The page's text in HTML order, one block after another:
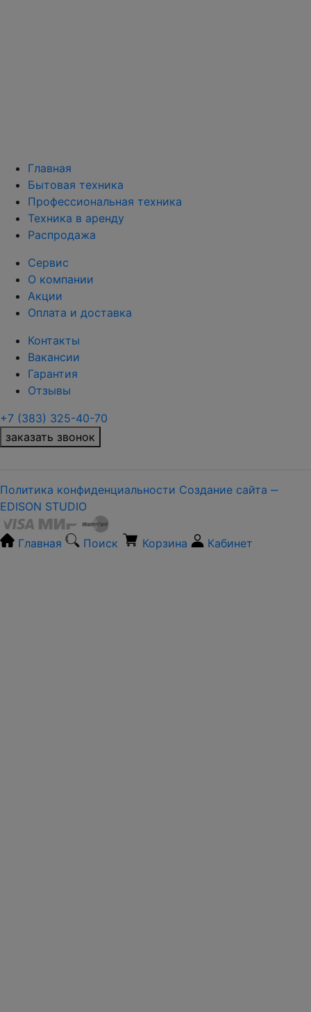
Главная
Бытовая техника
Профессиональная техника
Техника в аренду
Распродажа
Сервис
О компании
Акции
Оплата и доставка
Контакты
Вакансии
Гарантия
Отзывы
+7 (383) 325-40-70
заказать звонок
Политика конфиденциальности Создание сайта ‒
EDISON STUDIO
Главная Поиск Корзина Кабинет